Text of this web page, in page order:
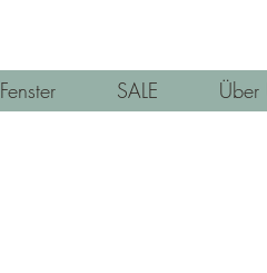
Fenster SALE Über